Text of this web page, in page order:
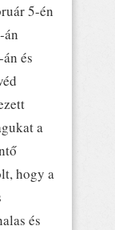
5-én
án
és
a
hogy a
és